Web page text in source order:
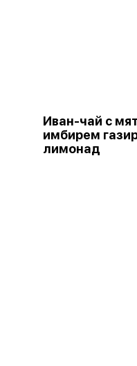
Иван-чай с
имбирем
лимонад